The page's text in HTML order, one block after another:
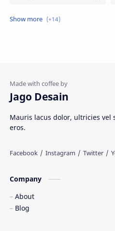
Jasa website
Rumah Adat
Tarian Tradisional
Web freelancer
Jago Desain
Mauris lacus dolor, ultricies vel
eros.
Company
About
Blog